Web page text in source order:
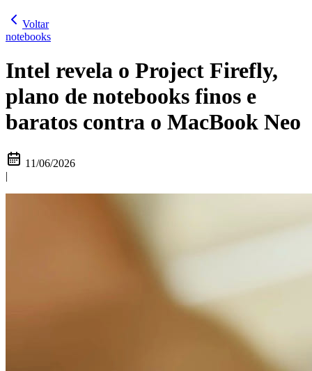
Voltar
notebooks
Intel revela o Project Firefly,
plano de notebooks finos e
baratos contra o MacBook Neo
11/06/2026
|